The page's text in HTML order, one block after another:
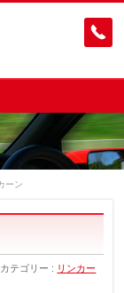
ーン
カテゴリー : リンカー